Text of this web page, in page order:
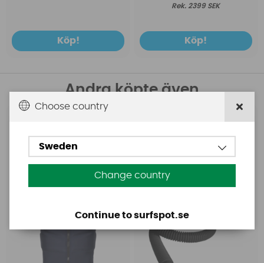
Köp!
2399 SEK
Köp!
Andra köpte även
Mystic Star Impact Vest
Fzip Navy
Mystic LDPE Hose Kite
Choose country
Sweden
Change country
Continue to surfspot.se